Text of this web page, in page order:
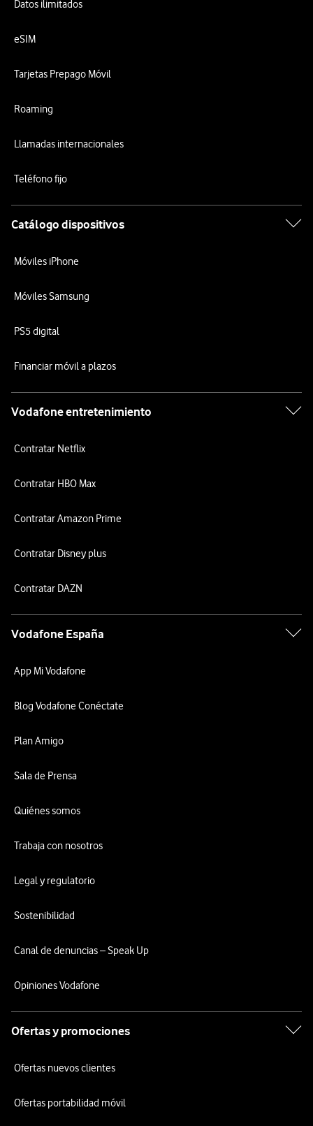
Datos ilimitados
eSIM
Tarjetas Prepago Móvil
Roaming
Llamadas internacionales
Teléfono fijo
Catálogo dispositivos
Móviles iPhone
Móviles Samsung
PS5 digital
Financiar móvil a plazos
Vodafone entretenimiento
Contratar Netflix
Contratar HBO Max
Contratar Amazon Prime
Contratar Disney plus
Contratar DAZN
Vodafone España
App Mi Vodafone
Blog Vodafone Conéctate
Plan Amigo
Sala de Prensa
Quiénes somos
Trabaja con nosotros
Legal y regulatorio
Sostenibilidad
Canal de denuncias – Speak Up
Opiniones Vodafone
Ofertas y promociones
Ofertas nuevos clientes
Ofertas portabilidad móvil